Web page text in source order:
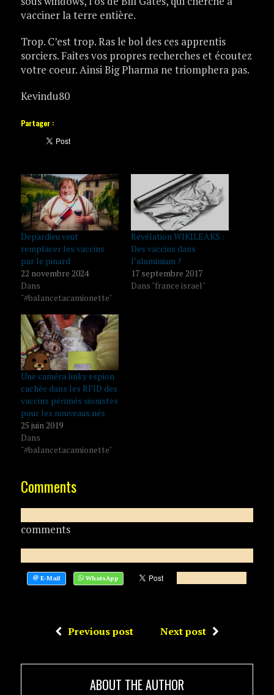
vacciner la terre entière.
Trop. C’est trop. Ras le bol des ces apprentis
sorciers. Faites vos propres recherches et écoutez
votre coeur. Ainsi Big Pharma ne triomphera pas.
Kevindu80
Partager :
Depardieu veut
remplacer les vaccins
par le pinard
22 novembre 2024
Dans
"#balancetacamionette"
Révélation WIKILEAKS :
Des vaccins dans
l’aluminium ?
17 septembre 2017
Dans "france israel"
Une caméra linky espion
cachée dans les RFID des
vaccins périmés sionistes
pour les nouveaux nés
25 juin 2019
Dans
"#balancetacamionette"
Comments
comments
Previous post Next post
ABOUT THE AUTHOR